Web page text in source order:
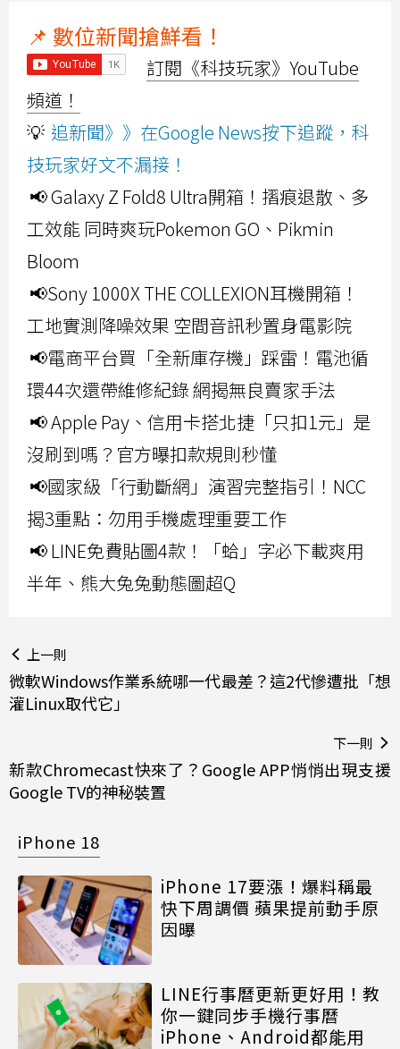
📌 數位新聞搶鮮看！
訂閱《科技玩家》YouTube
頻道！
💡 追新聞》》在Google News按下追蹤，科
技玩家好文不漏接！
📢 Galaxy Z Fold8 Ultra開箱！摺痕退散、多
工效能 同時爽玩Pokemon GO、Pikmin
Bloom
📢Sony 1000X THE COLLEXION耳機開箱！
工地實測降噪效果 空間音訊秒置身電影院
📢電商平台買「全新庫存機」踩雷！電池循
環44次還帶維修紀錄 網揭無良賣家手法
📢 Apple Pay、信用卡搭北捷「只扣1元」是
沒刷到嗎？官方曝扣款規則秒懂
📢國家級「行動斷網」演習完整指引！NCC
揭3重點：勿用手機處理重要工作
📢 LINE免費貼圖4款！「蛤」字必下載爽用
半年、熊大兔兔動態圖超Q
上一則
微軟Windows作業系統哪一代最差？這2代慘遭批「想
灌Linux取代它」
下一則
新款Chromecast快來了？Google APP悄悄出現支援
Google TV的神秘裝置
iPhone 18
iPhone 17要漲！爆料稱最
快下周調價 蘋果提前動手原
因曝
LINE行事曆更新更好用！教
你一鍵同步手機行事曆
iPhone、Android都能用